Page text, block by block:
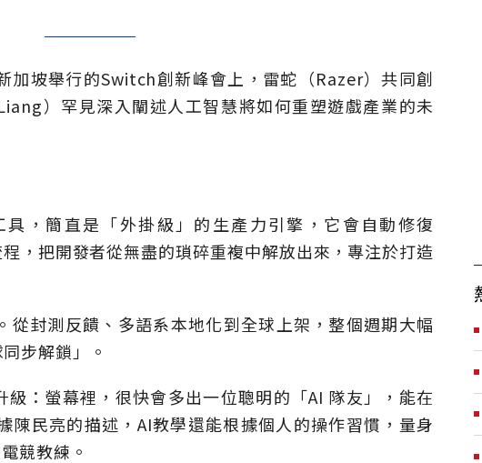
加坡舉行的Switch創新峰會上，雷蛇（Razer）共同創
）罕見深入闡述人工智慧將如何重塑遊戲產業的未
，簡直是「外掛級」的生產力引擎，它會自動修復
，把開發者從無盡的瑣碎重複中解放出來，專注於打造
從封測反饋、多語系本地化到全球上架，整個週期大幅
步解鎖」。
：螢幕裡，很快會多出一位聰明的「AI 隊友」，能在
陳民亮的描述，AI教學還能根據個人的操作習慣，量身
競教練。